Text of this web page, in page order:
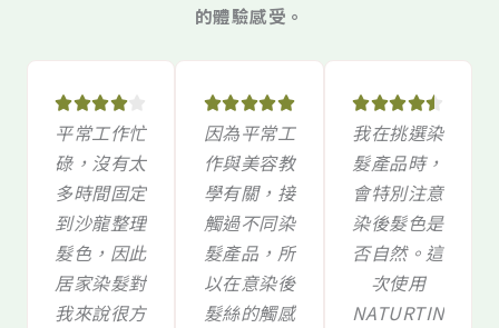
的體驗感受。

4
out
of
5
平常工作忙
碌，沒有太
多時間固定
到沙龍整理
髮色，因此
居家染髮對
我來說很方
Rated
5
out
of
5
因為平常工
作與美容教
學有關，接
觸過不同染
髮產品，所
以在意染後
髮絲的觸感

4.5
of
5
我在挑選染
髮產品時，
會特別注意
染後髮色是
否自然。這
次使用
NATURTINT